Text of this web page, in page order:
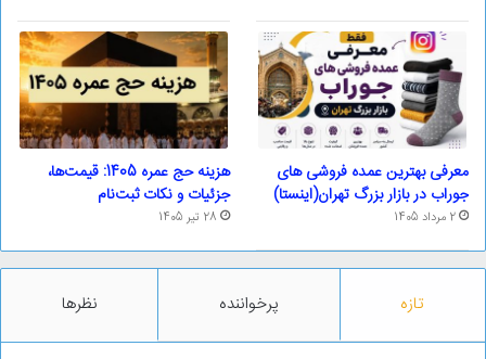
معرفی بهترین عمده فروشی های
جوراب در بازار بزرگ تهران(اینستا)
2 مرداد 1405
هزینه حج عمره 1405: قیمت‌ها،
جزئیات و نکات ثبت‌نام
28 تیر 1405
تازه پرخواننده نظرها